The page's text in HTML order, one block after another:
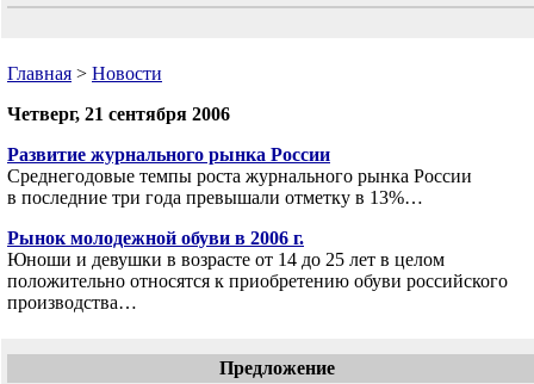
Главная > Новости
Четверг, 21 сентября 2006
Развитие журнального рынка России
Среднегодовые темпы роста журнального рынка России
в последние три года превышали отметку в 13%…
Рынок молодежной обуви в 2006 г.
Юноши и девушки в возрасте от 14 до 25 лет в целом
положительно относятся к приобретению обуви российского
производства…
Предложение